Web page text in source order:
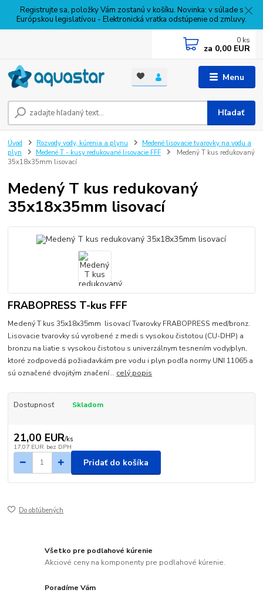
Registrujte sa, položky Vám zostanú v košíku. Novinka: v súlade s
Európskou legislatívou - Elektronická vratka odstúpenie od zmluvy.
Menu
Hľadať
0 ks
za 0,00 EUR
Úvod Rozvody vody, kúrenia a plynu
Medené lisovacie tvarovky na vodu a
plyn
Medené T - kusy redukované lisovacie FFF
Medený T kus redukovaný
35x18x35mm lisovací
Medený T kus redukovaný
35x18x35mm lisovací
FRABOPRESS T-kus FFF
Medený T kus 35x18x35mm lisovací Tvarovky FRABOPRESS meď/bronz.
Lisovacie tvarovky sú vyrobené z medi s vysokou čistotou (CU-DHP) a
bronzu na liatie s vysokou čistotou s univerzálnym tesnením vody/plyn,
ktoré zodpovedá požiadavkám pre vodu i plyn podľa normy UNI 11065 a
sú označené dvojitým značení... celý popis
Dostupnosť Skladom
21,00 EUR/ks
17,07 EUR bez DPH
Pridať do košíka
Do obľúbených
Všetko pre podlahové kúrenie
Akciové ceny na komponenty pre podlahové kúrenie.
Poradíme Vám